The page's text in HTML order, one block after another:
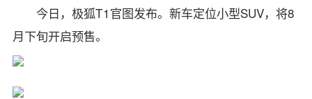
今日，极狐T1官图发布。新车定位小型SUV，将8
月下旬开启预售。